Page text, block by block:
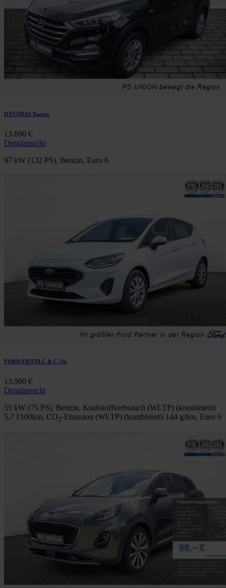
HYUNDAI Tucson
13.690 €
Detailansicht
97 kW (132 PS), Benzin, Euro 6
FORD FIESTA C & C 5tg
13.990 €
Detailansicht
55 kW (75 PS), Benzin, Kraftstoffverbrauch (WLTP) (kombiniert)
5,7 l/100km, CO2-Emission (WLTP) (kombiniert) 144 g/km, Euro 6